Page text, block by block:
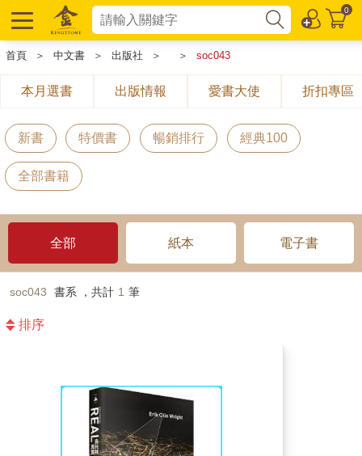
0
首頁 ＞ 中文書 ＞ 出版社 ＞ ＞ soc043
本月選書 出版情報 愛書大使 折扣專區
新書 特價書 暢銷排行 經典100
全部書籍
全部 紙本 電子書
soc043 書系 ，共計 1 筆
排序